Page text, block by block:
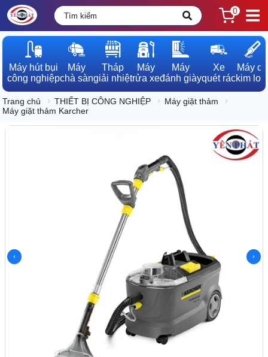
0
Máy hút bụi
công nghiệp
Máy
chà sàn
Tháp
giải nhiệt
Máy
rửa xe
Máy
đánh giày
Xe
quét rác
Máy dò
kim loại
Trang chủ THIẾT BỊ CÔNG NGHIỆP
Máy giặt thảm
Máy giặt thảm Karcher